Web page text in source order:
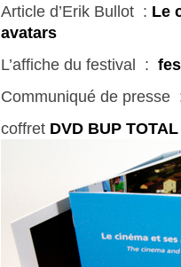
Article d’Erik Bullot : Le
avatars
L’affiche du festival :
Communiqué de
coffret DVD BUP TOTAL